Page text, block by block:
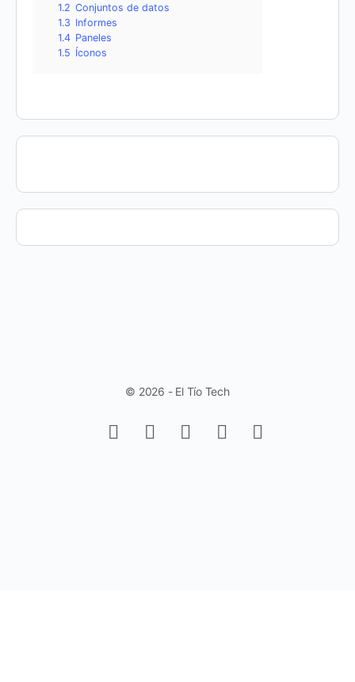
1.2 Conjuntos de datos
1.3 Informes
1.4 Paneles
1.5 Íconos
© 2026 - El Tío Tech